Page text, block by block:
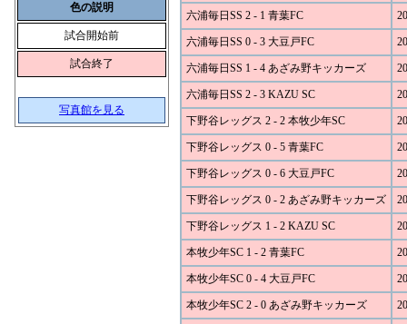
色の説明
試合開始前
試合終了
写真館を見る
六浦毎日SS 2 - 1 青葉FC
六浦毎日SS 0 - 3 大豆戸FC
六浦毎日SS 1 - 4 あざみ野キッカーズ
六浦毎日SS 2 - 3 KAZU SC
下野谷レッグス 2 - 2 本牧少年SC
下野谷レッグス 0 - 5 青葉FC
下野谷レッグス 0 - 6 大豆戸FC
下野谷レッグス 0 - 2 あざみ野キッカーズ
下野谷レッグス 1 - 2 KAZU SC
本牧少年SC 1 - 2 青葉FC
本牧少年SC 0 - 4 大豆戸FC
本牧少年SC 2 - 0 あざみ野キッカーズ